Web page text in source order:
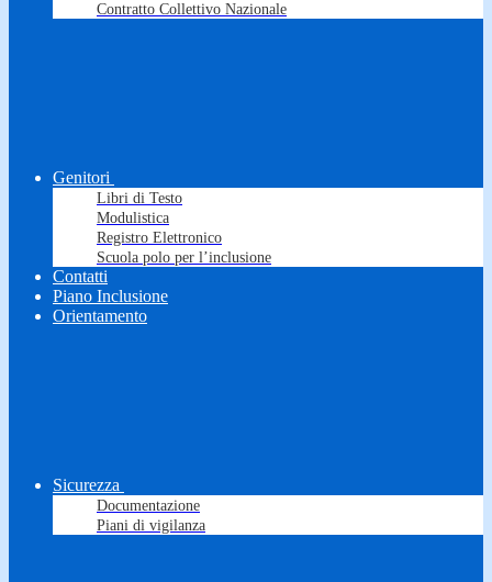
Contratto Collettivo Nazionale
Genitori
Libri di Testo
Modulistica
Registro Elettronico
Scuola polo per l’inclusione
Contatti
Piano Inclusione
Orientamento
Sicurezza
Documentazione
Piani di vigilanza